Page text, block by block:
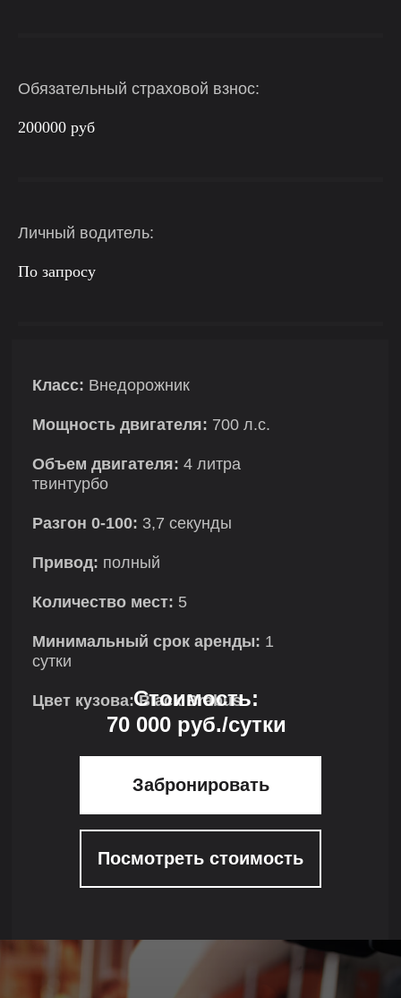
Обязательный страховой взнос:
200000 руб
Личный водитель:
По запросу
Класс: Внедорожник
Мощность двигателя: 700 л.с.
Объем двигателя: 4 литра
твинтурбо
Разгон 0-100: 3,7 секунды
Привод: полный
Количество мест: 5
Минимальный срок аренды: 1
сутки
Цвет кузова: Black Brabus
Стоимость:
70 000 руб./сутки
Забронировать
Посмотреть стоимость